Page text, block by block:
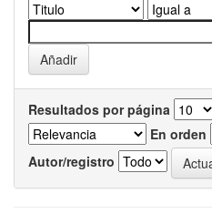
Resultados por página
En orden
Autor/registro